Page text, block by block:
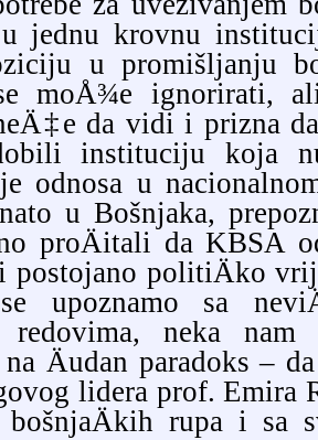
u jednu krovnu
u promišljanju
se moÅ¾e ignorirati,
da vidi i prizna
instituciju koja
odnosa u
u Bošnjaka,
proÄitali da KBSA
postojano politiÄko
upoznamo sa
redovima, neka
Äudan paradoks –
lidera prof. Emira
rupa i sa